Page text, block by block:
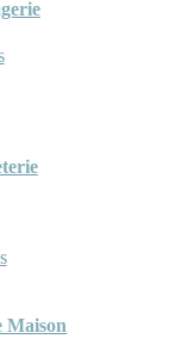
Maison